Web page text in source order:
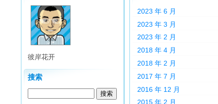
彼岸花开
搜索
2023 年 6 月
2023 年 3 月
2023 年 2 月
2018 年 4 月
2018 年 2 月
2017 年 7 月
2016 年 12 月
2015 年 2 月